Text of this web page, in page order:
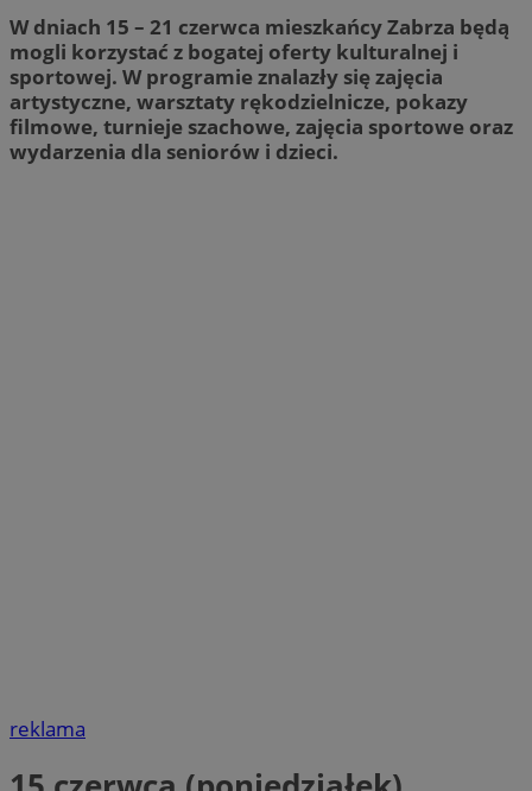
W dniach 15 – 21 czerwca mieszkańcy Zabrza będą
mogli korzystać z bogatej oferty kulturalnej i
sportowej. W programie znalazły się zajęcia
artystyczne, warsztaty rękodzielnicze, pokazy
filmowe, turnieje szachowe, zajęcia sportowe oraz
wydarzenia dla seniorów i dzieci.
reklama